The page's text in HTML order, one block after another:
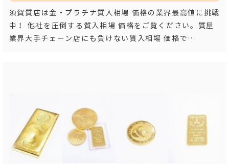
須賀質店は金・プラチナ質入相場 価格の業界最高値に挑戦
中！ 他社を圧倒する質入相場 価格をご覧ください。質屋
業界大手チェーン店にも負けない質入相場 価格で